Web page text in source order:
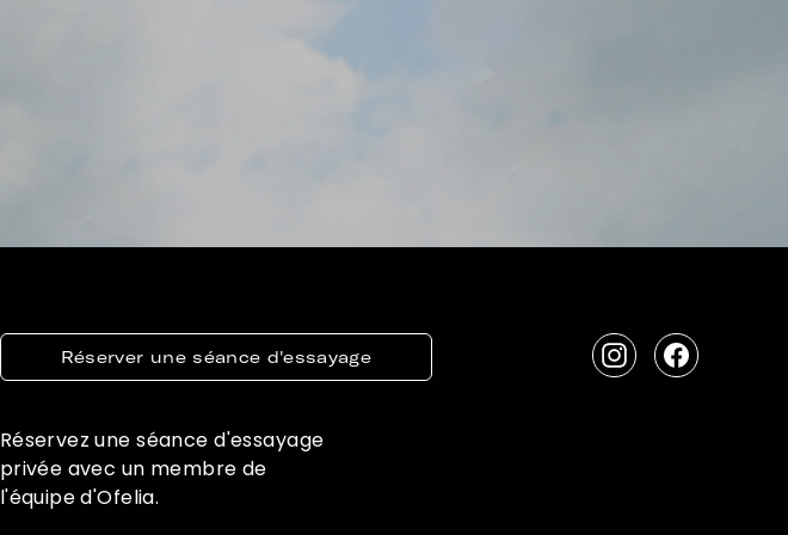
Réserver une séance d'essayage
Réservez une séance d'essayage
privée avec un membre de
l'équipe d'Ofelia.
InstagramFacebook